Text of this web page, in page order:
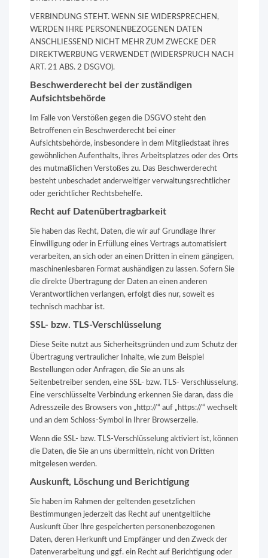
VERBINDUNG STEHT. WENN SIE WIDERSPRECHEN,
WERDEN IHRE PERSONENBEZOGENEN DATEN
ANSCHLIESSEND NICHT MEHR ZUM ZWECKE DER
DIREKTWERBUNG VERWENDET (WIDERSPRUCH NACH
ART. 21 ABS. 2 DSGVO).
Beschwerderecht bei der zuständigen
Aufsichtsbehörde
Im Falle von Verstößen gegen die DSGVO steht den
Betroffenen ein Beschwerderecht bei einer
Aufsichtsbehörde, insbesondere in dem Mitgliedstaat ihres
gewöhnlichen Aufenthalts, ihres Arbeitsplatzes oder des Orts
des mutmaßlichen Verstoßes zu. Das Beschwerderecht
besteht unbeschadet anderweitiger verwaltungsrechtlicher
oder gerichtlicher Rechtsbehelfe.
Recht auf Datenübertragbarkeit
Sie haben das Recht, Daten, die wir auf Grundlage Ihrer
Einwilligung oder in Erfüllung eines Vertrags automatisiert
verarbeiten, an sich oder an einen Dritten in einem gängigen,
maschinenlesbaren Format aushändigen zu lassen. Sofern Sie
die direkte Übertragung der Daten an einen anderen
Verantwortlichen verlangen, erfolgt dies nur, soweit es
technisch machbar ist.
SSL- bzw. TLS-Verschlüsselung
Diese Seite nutzt aus Sicherheitsgründen und zum Schutz der
Übertragung vertraulicher Inhalte, wie zum Beispiel
Bestellungen oder Anfragen, die Sie an uns als
Seitenbetreiber senden, eine SSL- bzw. TLS- Verschlüsselung.
Eine verschlüsselte Verbindung erkennen Sie daran, dass die
Adresszeile des Browsers von „http://“ auf „https://“ wechselt
und an dem Schloss-Symbol in Ihrer Browserzeile.
Wenn die SSL- bzw. TLS-Verschlüsselung aktiviert ist, können
die Daten, die Sie an uns übermitteln, nicht von Dritten
mitgelesen werden.
Auskunft, Löschung und Berichtigung
Sie haben im Rahmen der geltenden gesetzlichen
Bestimmungen jederzeit das Recht auf unentgeltliche
Auskunft über Ihre gespeicherten personenbezogenen
Daten, deren Herkunft und Empfänger und den Zweck der
Datenverarbeitung und ggf. ein Recht auf Berichtigung oder